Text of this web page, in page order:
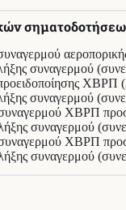
συναγερμού
ΧΒΡΠ
συναγερμού
ΧΒΡΠ
συναγερμού
ΧΒΡΠ
συναγερμού